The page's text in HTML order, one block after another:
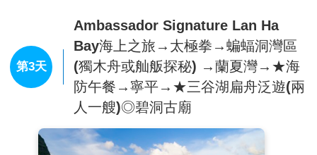
品嚐由主廚親手製作的各種美味餅乾。也可以選擇自費
體驗SPA療程(*)。
16:30 – 17:30體驗國賓號蘭夏灣過夜遊輪獨有的3層樓充
氣滑水道,遊客可以穿著救生衣滑入蘭夏灣中暢泳。
17:30 – 18:30國賓號蘭夏灣過夜遊輪在過夜點下錨。遊
客可以參加烹飪課程或觀看日落,並在鋼琴休憩廳或日光
甲板區享受Happy Hour優惠*和開胃餅乾。
19:00在遊輪餐廳享用米其林星級主廚打造的豪華的晚
餐。(著裝要求:時尚休閒)
第3天
Ambassador Signature Lan Ha
Bay海上之旅→太極拳→蝙蝠洞灣區
(獨木舟或舢舨探秘) →蘭夏灣→★海
防午餐→寧平→★三谷湖扁舟泛遊(兩
人一艘)◎碧洞古廟